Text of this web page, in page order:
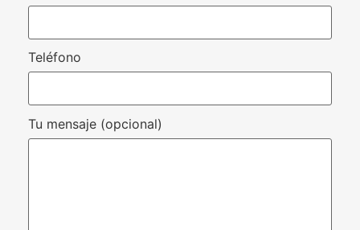
Teléfono
Tu mensaje (opcional)